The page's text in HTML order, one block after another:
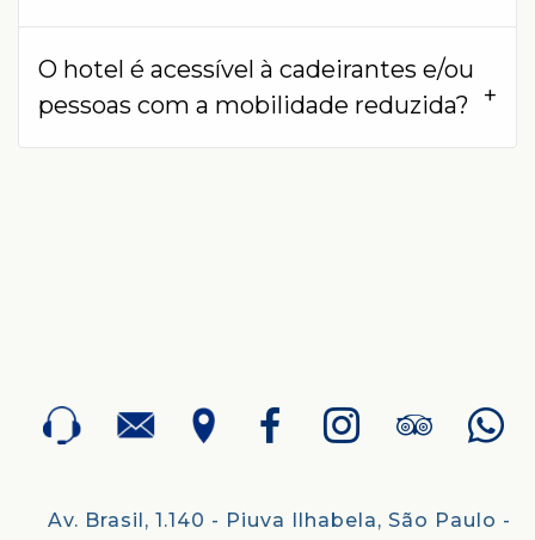
O hotel é acessível à cadeirantes e/ou
pessoas com a mobilidade reduzida?
Av. Brasil, 1.140 - Piuva Ilhabela, São Paulo -